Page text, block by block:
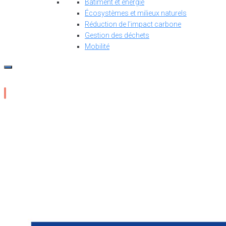
Bâtiment et énergie
Écosystèmes et milieux naturels
Réduction de l’impact carbone
Gestion des déchets
Mobilité